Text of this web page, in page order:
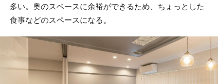
多い。奥のスペースに余裕ができるため、ちょっとした
食事などのスペースになる。